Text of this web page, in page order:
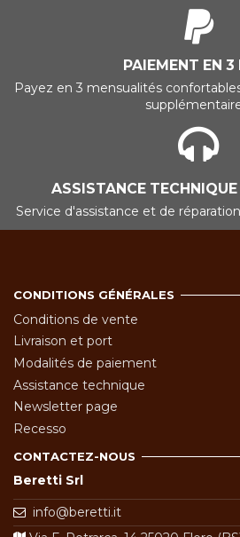
PAIEMENT EN 3
Payez en 3 mensualités
ASSISTANCE TECHNIQUE
Service d'assistance et de
CONDITIONS GÉNÉRALES
Conditions de vente
Livraison et port
Modalités de paiement
Assistance technique
Newsletter page
Recesso
CONTACTEZ-NOUS
Beretti Srl
info@beretti.it